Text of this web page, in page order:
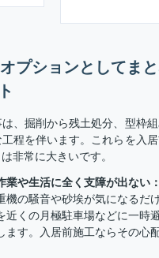
プションとしてま
、掘削から残土処分、型枠
程を伴います。これらを入
非常に大きいです。
業や生活に全く支障が出ない：
機の騒音や砂埃が気になるだけ
近くの月極駐車場などに一時
ます。入居前施工ならその心